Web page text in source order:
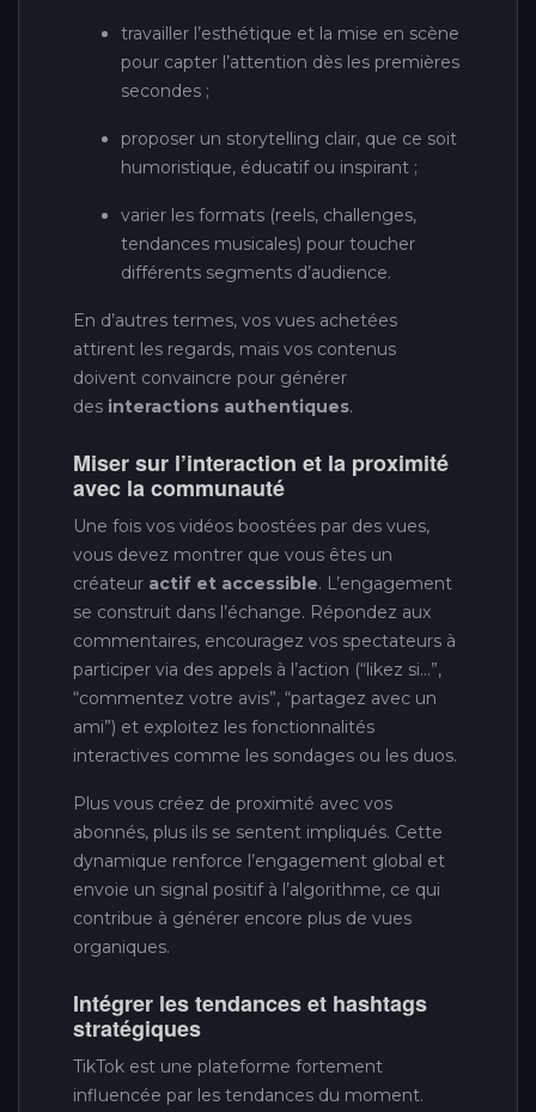
travailler l’esthétique et la mise en scène
pour capter l’attention dès les premières
secondes ;
proposer un storytelling clair, que ce soit
humoristique, éducatif ou inspirant ;
varier les formats (reels, challenges,
tendances musicales) pour toucher
différents segments d’audience.
En d’autres termes, vos vues achetées
attirent les regards, mais vos contenus
doivent convaincre pour générer
des interactions authentiques.
Miser sur l’interaction et la proximité
avec la communauté
Une fois vos vidéos boostées par des vues,
vous devez montrer que vous êtes un
créateur actif et accessible. L’engagement
se construit dans l’échange. Répondez aux
commentaires, encouragez vos spectateurs à
participer via des appels à l’action (“likez si…”,
“commentez votre avis”, “partagez avec un
ami”) et exploitez les fonctionnalités
interactives comme les sondages ou les duos.
Plus vous créez de proximité avec vos
abonnés, plus ils se sentent impliqués. Cette
dynamique renforce l’engagement global et
envoie un signal positif à l’algorithme, ce qui
contribue à générer encore plus de vues
organiques.
Intégrer les tendances et hashtags
stratégiques
TikTok est une plateforme fortement
influencée par les tendances du moment.